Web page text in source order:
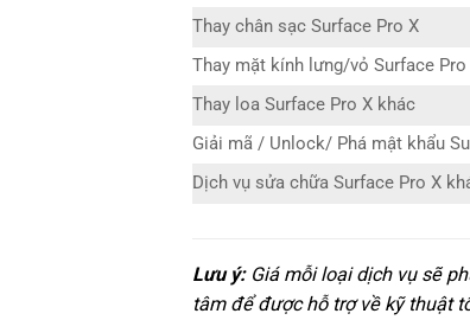
Thay chân sạc Surface Pro X
Thay mặt kính lưng/vỏ Surface Pro
Thay loa Surface Pro X khác
Giải mã / Unlock/ Phá mật khẩu
Dịch vụ sửa chữa Surface Pro X
Lưu ý:Giá mỗi loại dịch vụ sẽ
tâm để được hỗ trợ về kỹ thuật